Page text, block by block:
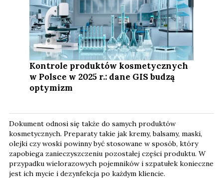
Kontrole produktów kosmetycznych
w Polsce w 2025 r.: dane GIS budzą
optymizm
Dokument odnosi się także do samych produktów
kosmetycznych. Preparaty takie jak kremy, balsamy, maski,
olejki czy woski powinny być stosowane w sposób, który
zapobiega zanieczyszczeniu pozostałej części produktu. W
przypadku wielorazowych pojemników i szpatułek konieczne
jest ich mycie i dezynfekcja po każdym kliencie.